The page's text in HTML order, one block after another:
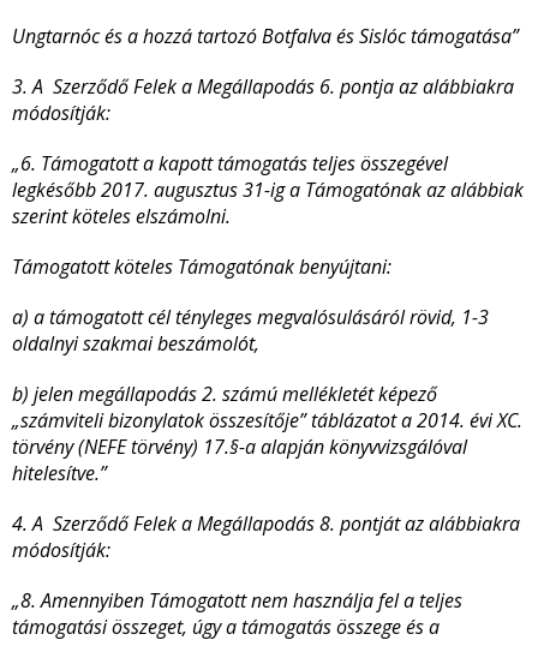
Ungtarnóc és a hozzá tartozó Botfalva és Sislóc támogatása”
3. A Szerződő Felek a Megállapodás 6. pontja az alábbiakra
módosítják:
„6. Támogatott a kapott támogatás teljes összegével
legkésőbb 2017. augusztus 31-ig a Támogatónak az alábbiak
szerint köteles elszámolni.
Támogatott köteles Támogatónak benyújtani:
a) a támogatott cél tényleges megvalósulásáról rövid, 1-3
oldalnyi szakmai beszámolót,
b) jelen megállapodás 2. számú mellékletét képező
„számviteli bizonylatok összesítője” táblázatot a 2014. évi XC.
törvény (NEFE törvény) 17.§-a alapján könyvvizsgálóval
hitelesítve.”
4. A Szerződő Felek a Megállapodás 8. pontját az alábbiakra
módosítják:
„8. Amennyiben Támogatott nem használja fel a teljes
támogatási összeget, úgy a támogatás összege és a